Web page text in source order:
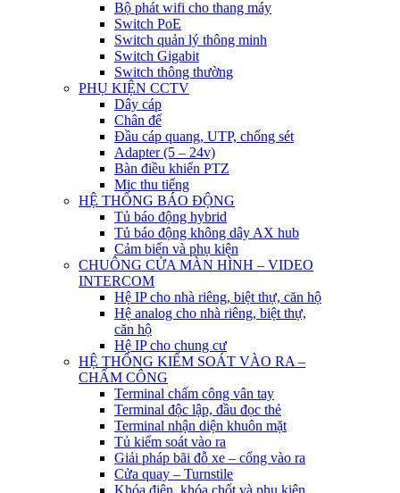
Bộ phát wifi cho thang máy
Switch PoE
Switch quản lý thông minh
Switch Gigabit
Switch thông thường
PHỤ KIỆN CCTV
Dây cáp
Chân đế
Đầu cáp quang, UTP, chống sét
Adapter (5 – 24v)
Bàn điều khiển PTZ
Mic thu tiếng
HỆ THỐNG BÁO ĐỘNG
Tủ báo động hybrid
Tủ báo động không dây AX hub
Cảm biến và phụ kiện
CHUÔNG CỬA MÀN HÌNH – VIDEO
INTERCOM
Hệ IP cho nhà riêng, biệt thự, căn hộ
Hệ analog cho nhà riêng, biệt thự,
căn hộ
Hệ IP cho chung cư
HỆ THỐNG KIỂM SOÁT VÀO RA –
CHẤM CÔNG
Terminal chấm công vân tay
Terminal độc lập, đầu đọc thẻ
Terminal nhận diện khuôn mặt
Tủ kiểm soát vào ra
Giải pháp bãi đỗ xe – cổng vào ra
Cửa quay – Turnstile